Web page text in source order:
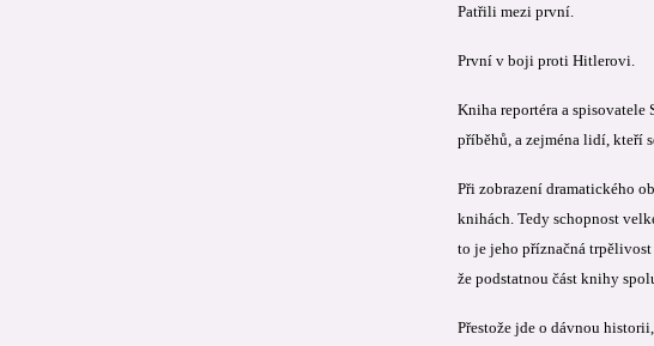
Patřili mezi první.
První v boji proti Hitlerovi.
Kniha reportéra a
příběhů, a zejména lidí, kteří
Při zobrazení dramatického
knihách. Tedy schopnost
to je jeho příznačná
že podstatnou část knihy
Přestože jde o dávnou